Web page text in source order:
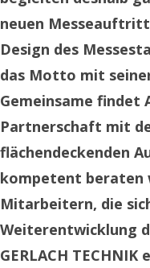
neuen Messeauftritt
Design des
das Motto mit
Gemeinsame findet
Partnerschaft mit
flächendeckenden
kompetent beraten
Mitarbeitern, die
Weiterentwicklung
GERLACH